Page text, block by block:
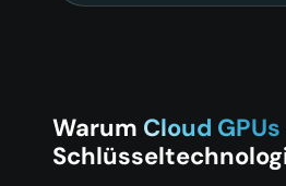
Warum Cloud GPUs